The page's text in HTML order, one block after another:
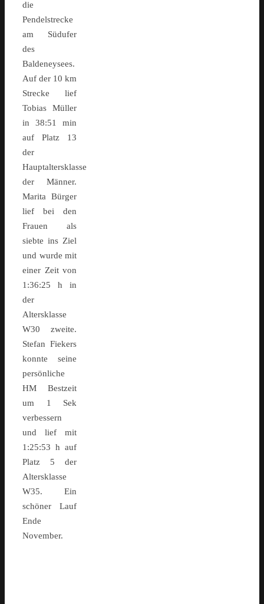
die
Pendelstrecke
am Südufer
des
Baldeneysees.
Auf der 10 km
Strecke lief
Tobias Müller
in 38:51 min
auf Platz 13
der
Hauptaltersklasse
der Männer.
Marita Bürger
lief bei den
Frauen als
siebte ins Ziel
und wurde mit
einer Zeit von
1:36:25 h in
der
Altersklasse
W30 zweite.
Stefan Fiekers
konnte seine
persönliche
HM Bestzeit
um 1 Sek
verbessern
und lief mit
1:25:53 h auf
Platz 5 der
Altersklasse
W35. Ein
schöner Lauf
Ende
November.